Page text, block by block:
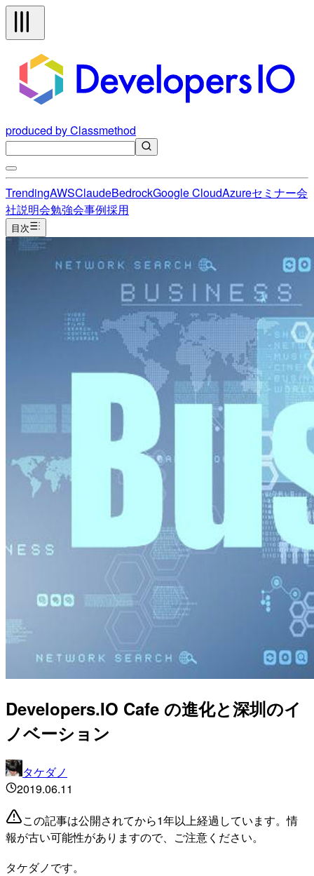
produced by Classmethod
TrendingAWSClaudeBedrockGoogle CloudAzureセミナー会
社説明会勉強会事例採用
目次
Developers.IO Cafe の進化と深圳のイ
ノベーション
タケダノ
2019.06.11
この記事は公開されてから1年以上経過しています。情
報が古い可能性がありますので、ご注意ください。
タケダノです。